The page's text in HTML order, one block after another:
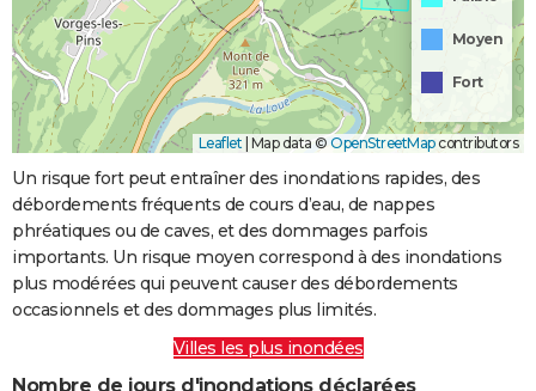
Moyen
Fort
Leaflet | Map data © OpenStreetMapcontributors
Un risque fort peut entraîner des inondations rapides, des
débordements fréquents de cours d’eau, de nappes
phréatiques ou de caves, et des dommages parfois
importants. Un risque moyen correspond à des inondations
plus modérées qui peuvent causer des débordements
occasionnels et des dommages plus limités.
Villes les plus inondées
Nombre de jours d'inondations déclarées